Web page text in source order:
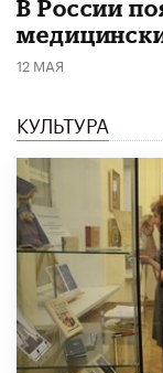
В России
12 МАЯ
КУЛЬТУРА